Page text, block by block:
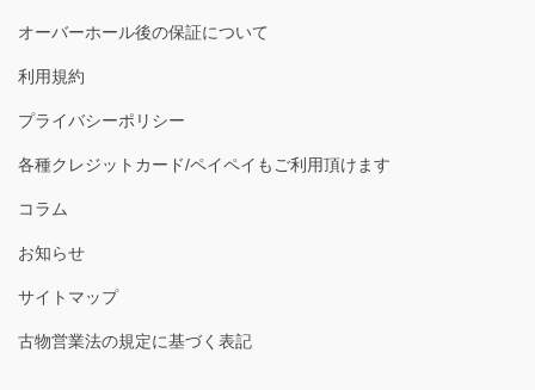
オーバーホール後の保証について
利用規約
プライバシーポリシー
各種クレジットカード/ペイペイもご利用頂けます
コラム
お知らせ
サイトマップ
古物営業法の規定に基づく表記